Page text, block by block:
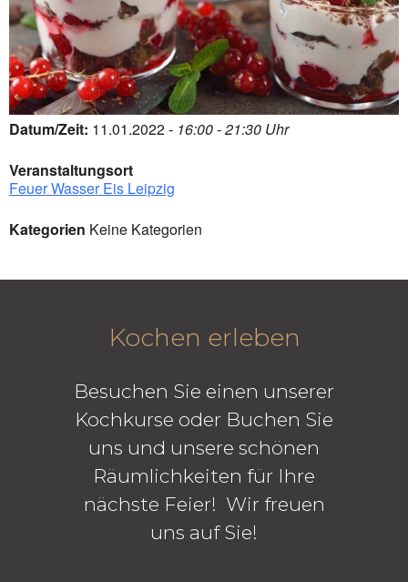
Datum/Zeit: 11.01.2022 - 16:00 - 21:30 Uhr
Veranstaltungsort
Feuer Wasser Eis Leipzig
Kategorien Keine Kategorien
Kochen erleben
Besuchen Sie einen unserer
Kochkurse oder Buchen Sie
uns und unsere schönen
Räumlichkeiten für Ihre
nächste Feier! Wir freuen
uns auf Sie!